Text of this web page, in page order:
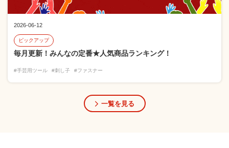
2026-06-12
ピックアップ
毎月更新！みんなの定番★人気商品ランキング！
#手芸用ツール #刺し子 #ファスナー
一覧を見る